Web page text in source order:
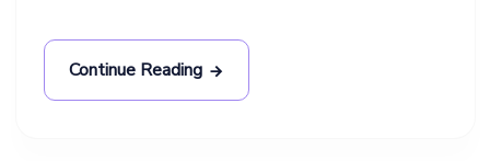
Continue Reading